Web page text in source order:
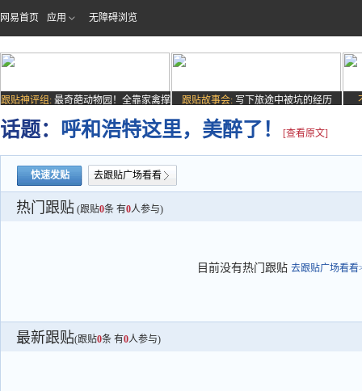
网易首页 应用 无障碍浏览
跟贴神评组: 最奇葩动物园！全靠家禽撑
场子
跟贴故事会: 写下旅途中被坑的经历
话题： 呼和浩特这里，美醉了！ [查看原文]
快速发贴 去跟贴广场看看
热门跟贴 (跟贴0条 有0人参与)
目前没有热门跟贴 去跟贴广场看看
最新跟贴(跟贴0条 有0人参与)